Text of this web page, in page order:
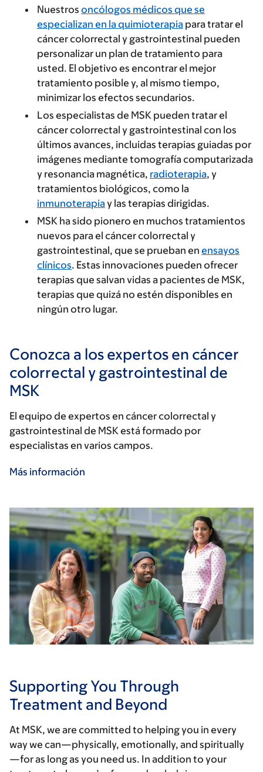
Nuestros oncólogos médicos que se
especializan en la quimioterapia para tratar el
cáncer colorrectal y gastrointestinal pueden
personalizar un plan de tratamiento para
usted. El objetivo es encontrar el mejor
tratamiento posible y, al mismo tiempo,
minimizar los efectos secundarios.
Los especialistas de MSK pueden tratar el
cáncer colorrectal y gastrointestinal con los
últimos avances, incluidas terapias guiadas por
imágenes mediante tomografía computarizada
y resonancia magnética, radioterapia, y
tratamientos biológicos, como la
inmunoterapiay las terapias dirigidas.
MSK ha sido pionero en muchos tratamientos
nuevos para el cáncer colorrectal y
gastrointestinal, que se prueban en ensayos
clínicos. Estas innovaciones pueden ofrecer
terapias que salvan vidas a pacientes de MSK,
terapias que quizá no estén disponibles en
ningún otro lugar.
Conozca a los expertos en cáncer
colorrectal y gastrointestinal de
MSK
El equipo de expertos en cáncer colorrectal y
gastrointestinal de MSK está formado por
especialistas en varios campos.
Más información
Supporting You Through
Treatment and Beyond
At MSK, we are committed to helping you in every
way we can—physically, emotionally, and spiritually
—for as long as you need us. In addition to your